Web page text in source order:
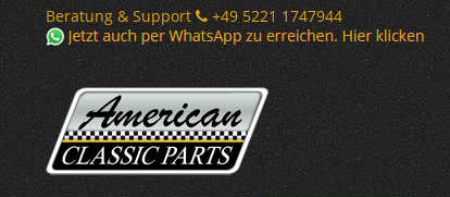
Beratung & Support
+49 5221 1747944